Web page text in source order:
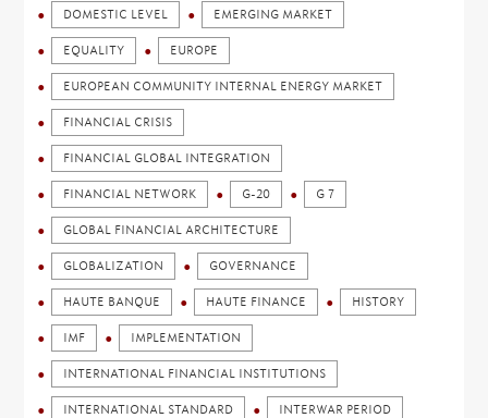
DOMESTIC LEVEL EMERGING MARKET
EQUALITY EUROPE
EUROPEAN COMMUNITY INTERNAL ENERGY MARKET
FINANCIAL CRISIS
FINANCIAL GLOBAL INTEGRATION
FINANCIAL NETWORK G-20 G 7
GLOBAL FINANCIAL ARCHITECTURE
GLOBALIZATION GOVERNANCE
HAUTE BANQUE HAUTE FINANCE HISTORY
IMF IMPLEMENTATION
INTERNATIONAL FINANCIAL INSTITUTIONS
INTERNATIONAL STANDARD INTERWAR PERIOD